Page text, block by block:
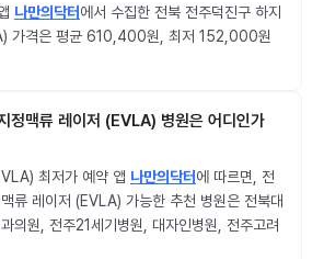
나만의닥터에서 수집한 전북 전주덕진구 하지
가격은 평균 610,400원, 최저 152,000원
정맥류 레이저 (EVLA) 병원은 어디인가
최저가 예약 앱 나만의닥터에 따르면, 전
류 레이저 (EVLA) 가능한 추천 병원은 전북대
의원, 전주21세기병원, 대자인병원, 전주고려